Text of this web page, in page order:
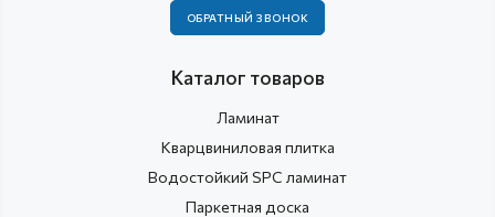
ОБРАТНЫЙ ЗВОНОК
Каталог товаров
Ламинат
Кварцвиниловая плитка
Водостойкий SPC ламинат
Паркетная доска